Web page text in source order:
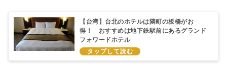
【台湾】台北のホテルは隣町の板橋がお
得！ おすすめは地下鉄駅前にあるグランド
フォワードホテル